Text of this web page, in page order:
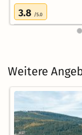
3.8 /5.0
Weitere